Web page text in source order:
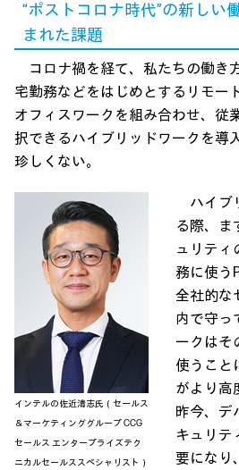
“ポストコロナ時代”の新しい
まれた課題
コロナ禍を経て、私たちの働き
宅勤務などをはじめとするリモー
オフィスワークを組み合わせ、従
択できるハイブリッドワークを導
珍しくない。
インテルの佐近清志氏（セールス
＆マーケティンググループ CCG
セールス エンタープライズテク
ニカルセールススペシャリスト）
ハイブ
る際、ま
ュリティ
務に使う
全社的な
内で守っ
ークはそ
使うこと
がより高
昨今、デ
キュリテ
要になり